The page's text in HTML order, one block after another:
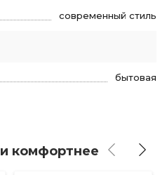
современный стиль
бытовая
комфортнее